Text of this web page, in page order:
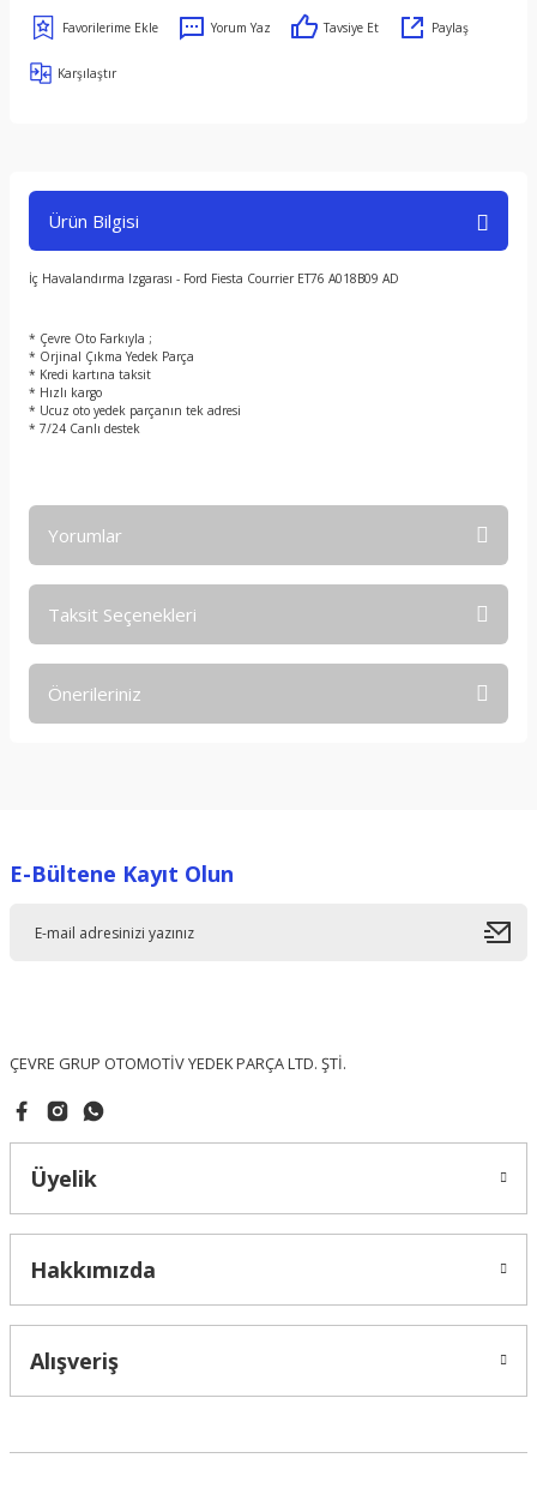
Yorum Yaz Tavsiye Et Paylaş
Karşılaştır
Ürün Bilgisi
İç Havalandırma Izgarası - Ford Fiesta Courrier ET76 A018B09 AD
* Çevre Oto Farkıyla ;
* Orjinal Çıkma Yedek Parça
* Kredi kartına taksit
* Hızlı kargo
* Ucuz oto yedek parçanın tek adresi
* 7/24 Canlı destek
Yorumlar
Taksit Seçenekleri
Önerileriniz
Ürün resmi kalitesiz, bozuk veya görüntülenemiyor.
E-Bültene Kayıt Olun
ÇEVRE GRUP OTOMOTİV YEDEK PARÇA LTD. ŞTİ.
Üyelik
Hakkımızda
Alışveriş